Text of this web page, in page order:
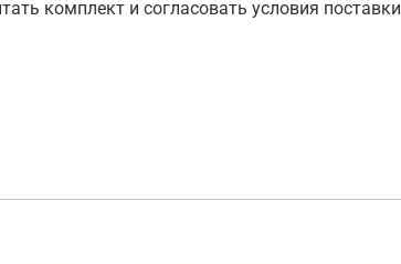
комплект и согласовать условия поставки